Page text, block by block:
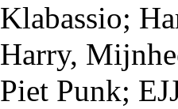
Klabassio;
Harry,
Piet Punk;